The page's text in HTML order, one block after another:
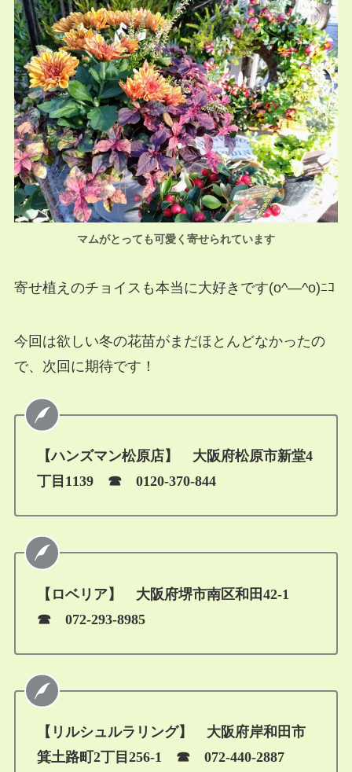
マムがとっても可愛く寄せられています
寄せ植えのチョイスも本当に大好きです(o^―^o)ﾆｺ
今回は欲しい冬の花苗がまだほとんどなかったの
で、次回に期待です！
【ハンズマン松原店】 大阪府松原市新堂4
丁目1139 ☎ 0120-370-844
【ロベリア】 大阪府堺市南区和田42-1
☎ 072-293-8985
【リルシュルラリング】 大阪府岸和田市
箕土路町2丁目256-1 ☎ 072-440-2887